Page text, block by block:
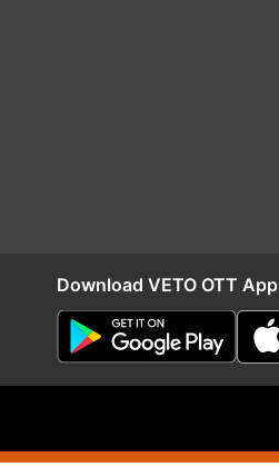
Download VETO OTT App
Distribution